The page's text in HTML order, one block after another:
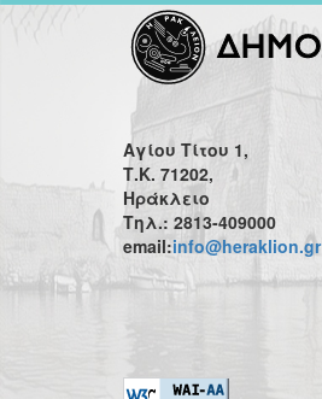
Αγίου Τίτου 1,
Τ.Κ. 71202,
Ηράκλειο
Τηλ.: 2813-409000
email:info@heraklion.gr